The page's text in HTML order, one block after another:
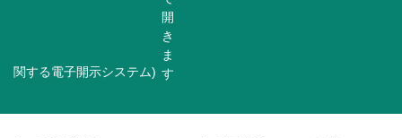
関する電子開示システム)